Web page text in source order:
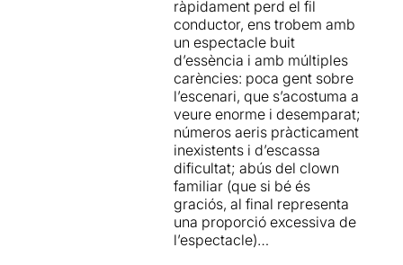
gran execució, sempre
abraçant l'esperit del
muntatge.
Així doncs,Totemés un
espectacle per a tots els
públics amb la capacitat de
fer-nos obrir la boca gràcies
tant als seus mitjans tècnics
com a la seva creativitat i
execució artística. Sens
dubte, entrar a la gran carpa
blanca deCirque du Soleil
esdevé tota una experiència.
Potsernosaltres estem
massa influenciats pel que
vam veure alFestival
Internacional de Circ a
Girona, a finals de febrer,
perquè en aquell espectacle
tots, absolutament tots, els
números circenses ens feien
exclamar un oohhhhhh!!!,
d'incredulitat, per la novetat
d'execució i la seva enorme
qualitat.Malauradament en
aquest TOTEM del Circ
ràpidament perd el fil
conductor, ens trobem amb
un espectacle buit
d’essència i amb múltiples
carències: poca gent sobre
l’escenari, que s’acostuma a
veure enorme i desemparat;
números aeris pràcticament
inexistents i d’escassa
dificultat; abús del clown
familiar (que si bé és
graciós, al final representa
una proporció excessiva de
l’espectacle)…